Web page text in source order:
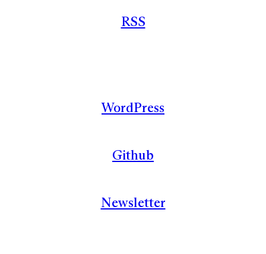
RSS
WordPress
Github
Newsletter